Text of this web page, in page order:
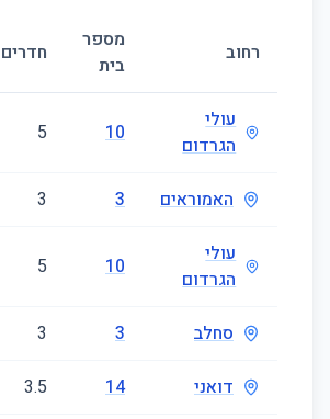
רחוב
מספר
בית
חדרים
עולי
הגרדום
10
5
האמוראים 3
3
עולי
הגרדום
10
5
סחלב 3
3
דואני 14
3.5